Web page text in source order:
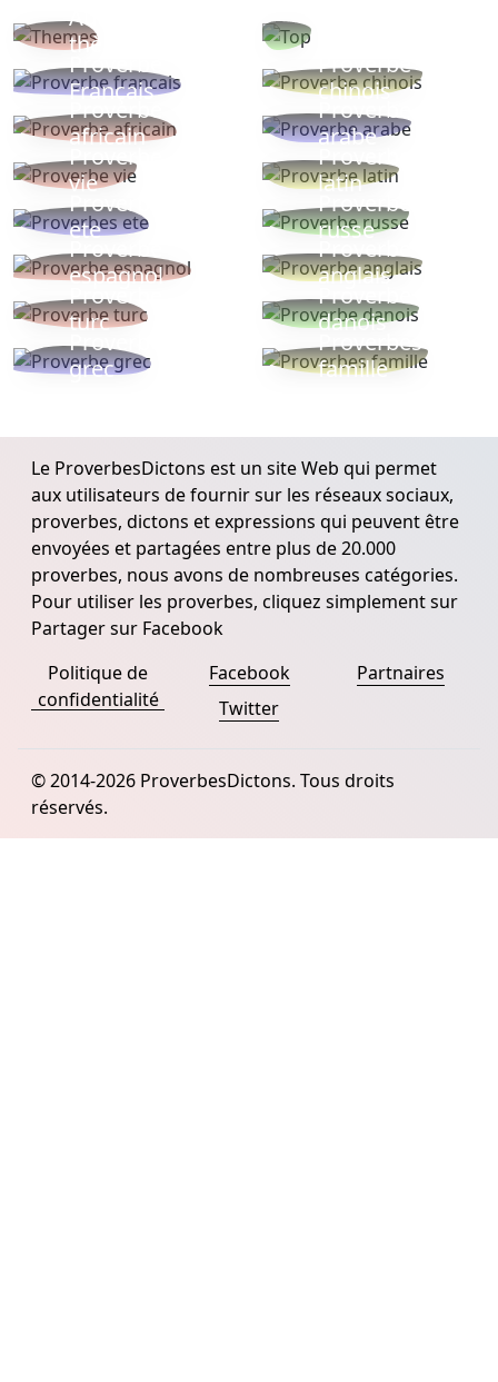
Autres
thèmes
Proverbe
Français
Proverbe
chinois
Proverbe
africain
Proverbe
arabe
Proverbe
vie
Proverbe
latin
Proverbes
ete
Proverbe
russe
Proverbe
espagnol
Proverbe
anglais
Proverbe
turc
Proverbe
danois
Proverbe
grec
Proverbes
famille
Le ProverbesDictons est un site Web qui permet
aux utilisateurs de fournir sur les réseaux sociaux,
proverbes, dictons et expressions qui peuvent être
envoyées et partagées entre plus de 20.000
proverbes, nous avons de nombreuses catégories.
Pour utiliser les proverbes, cliquez simplement sur
Partager sur Facebook
Politique de
confidentialité
Facebook
Twitter
Partnaires
© 2014-2026 ProverbesDictons. Tous droits
réservés.